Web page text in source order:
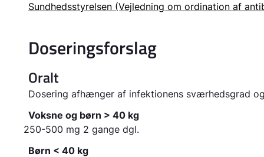
Sundhedsstyrelsen (Vejledning om ordination af
Doseringsforslag
Oralt
Dosering afhænger af infektionens sværhedsgrad
Voksne og børn > 40 kg
250-500 mg 2 gange dgl.
Børn < 40 kg